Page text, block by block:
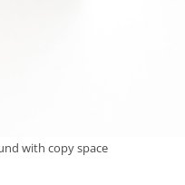
with copy space